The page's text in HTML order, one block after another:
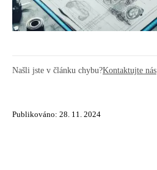
Našli jste v článku chybu?Kontaktujte nás
Publikováno: 28. 11. 2024